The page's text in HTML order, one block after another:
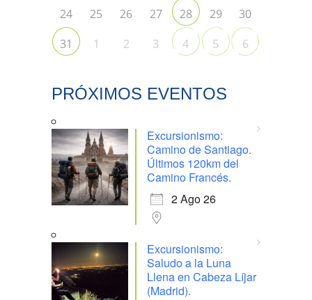
24
25 26 27 28 29
30
31
1 2 3 4 5 6
PRÓXIMOS EVENTOS
Excursionismo:
Camino de Santiago.
Últimos 120km del
Camino Francés.
2 Ago 26
Excursionismo:
Saludo a la Luna
Llena en Cabeza Líjar
(Madrid).